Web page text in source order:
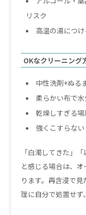
リスク
高温の湯につ
OKなクリーニング
中性洗剤+ぬる
柔らかい布で
乾燥しすぎる
強くこすらな
「白濁してきた」
と感じる場合は、
ります。再含浸で
理に自分で処置せず